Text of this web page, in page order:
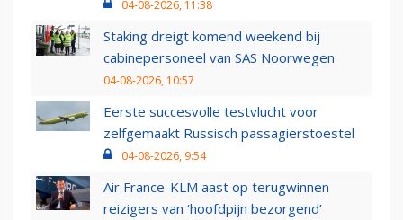
04-08-2026, 11:38
Staking dreigt komend weekend bij
cabinepersoneel van SAS Noorwegen
04-08-2026, 10:57
Eerste succesvolle testvlucht voor
zelfgemaakt Russisch passagierstoestel
04-08-2026, 9:54
Air France-KLM aast op terugwinnen
reizigers van ‘hoofdpijn bezorgend’